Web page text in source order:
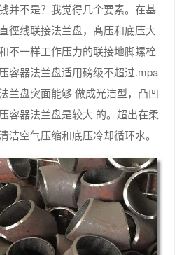
并不是？我觉得几个要素。在基
徑线联接法兰盘，髙压和底压大
不一样工作压力的联接地脚螺栓
容器法兰盘适用磅级不超过.mpa
兰盘突面能够 做成光洁型，凸凹
容器法兰盘是较大 的。超出在柔
洁空气压缩和底压冷却循环水。